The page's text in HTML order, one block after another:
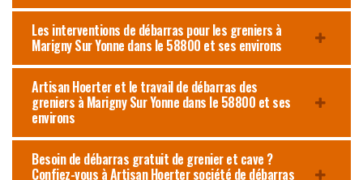
Les interventions de débarras pour les greniers à
Marigny Sur Yonne dans le 58800 et ses environs
Artisan Hoerter et le travail de débarras des
greniers à Marigny Sur Yonne dans le 58800 et ses
environs
Besoin de débarras gratuit de grenier et cave ?
Confiez-vous à Artisan Hoerter société de débarras